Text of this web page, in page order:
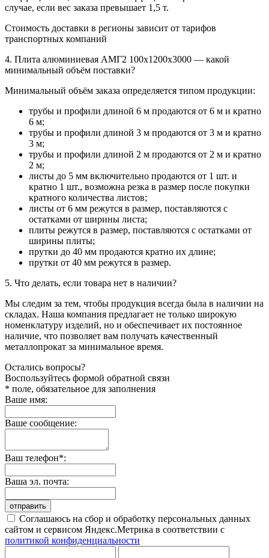
случае, если вес заказа превышает 1,5 т.
Стоимость доставки в регионы зависит от тарифов
транспортных компаний
4. Плита алюминиевая АМГ2 100х1200х3000 — какой
минимальный объём поставки?
Минимальный объём заказа определяется типом продукции:
трубы и профили длиной 6 м продаются от 6 м и кратно
6 м;
трубы и профили длиной 3 м продаются от 3 м и кратно
3 м;
трубы и профили длиной 2 м продаются от 2 м и кратно
2 м;
листы до 5 мм включительно продаются от 1 шт. и
кратно 1 шт., возможна резка в размер после покупки
кратного количества листов;
листы от 6 мм режутся в размер, поставляются с
остатками от ширины листа;
плиты режутся в размер, поставляются с остатками от
ширины плиты;
прутки до 40 мм продаются кратно их длине;
прутки от 40 мм режутся в размер.
5. Что делать, если товара нет в наличии?
Мы следим за тем, чтобы продукция всегда была в наличии на
складах. Наша компания предлагает не только широкую
номенклатуру изделий, но и обеспечивает их постоянное
наличие, что позволяет вам получать качественный
металлопрокат за минимальное время.
Остались вопросы?
Воспользуйтесь формой обратной связи
* поле, обязательное для заполнения
Ваше имя:
Ваше сообщение:
Ваш телефон*:
Ваша эл. почта:
отправить
Соглашаюсь на сбор и обработку персональных данных
сайтом и сервисом Яндекс.Метрика в соответствии с
политикой конфиденциальности